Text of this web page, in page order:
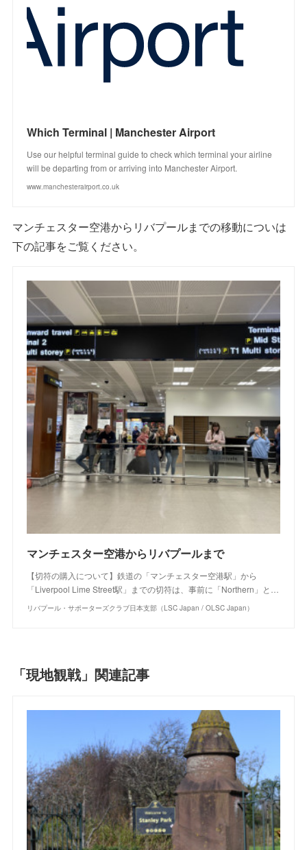
Which Terminal | Manchester Airport
Use our helpful terminal guide to check which terminal your airline
will be departing from or arriving into Manchester Airport.
www.manchesterairport.co.uk
マンチェスター空港からリバプールまでの移動についは
下の記事をご覧ください。
マンチェスター空港からリバプールまで
【切符の購入について】鉄道の「マンチェスター空港駅」から
「Liverpool Lime Street駅」までの切符は、事前に「Northern」と…
リバプール・サポーターズクラブ日本支部（LSC Japan / OLSC Japan）
「現地観戦」関連記事